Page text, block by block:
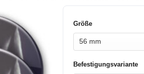
Größe
Befestigungsvariante